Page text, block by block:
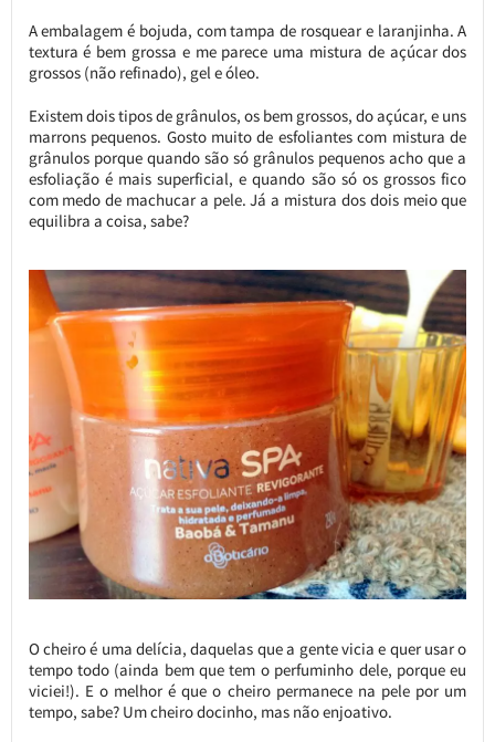
A embalagem é bojuda, com tampa de rosquear e laranjinha. A
textura é bem grossa e me parece uma mistura de açúcar dos
grossos (não refinado), gel e óleo.
Existem dois tipos de grânulos, os bem grossos, do açúcar, e uns
marrons pequenos. Gosto muito de esfoliantes com mistura de
grânulos porque quando são só grânulos pequenos acho que a
esfoliação é mais superficial, e quando são só os grossos fico
com medo de machucar a pele. Já a mistura dos dois meio que
equilibra a coisa, sabe?
O cheiro é uma delícia, daquelas que a gente vicia e quer usar o
tempo todo (ainda bem que tem o perfuminho dele, porque eu
viciei!). E o melhor é que o cheiro permanece na pele por um
tempo, sabe? Um cheiro docinho, mas não enjoativo.